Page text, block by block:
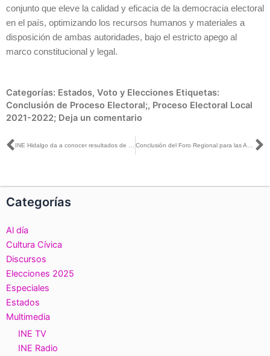
conjunto que eleve la calidad y eficacia de la democracia electoral
en el país, optimizando los recursos humanos y materiales a
disposición de ambas autoridades, bajo el estricto apego al
marco constitucional y legal.
Categorías: Estados, Voto y Elecciones Etiquetas:
Conclusión de Proceso Electoral;, Proceso Electoral Local
2021-2022; Deja un comentario
Ant
Categorías
Al día
Cultura Cívica
Discursos
Elecciones 2025
Especiales
Estados
Multimedia
INE TV
INE Radio